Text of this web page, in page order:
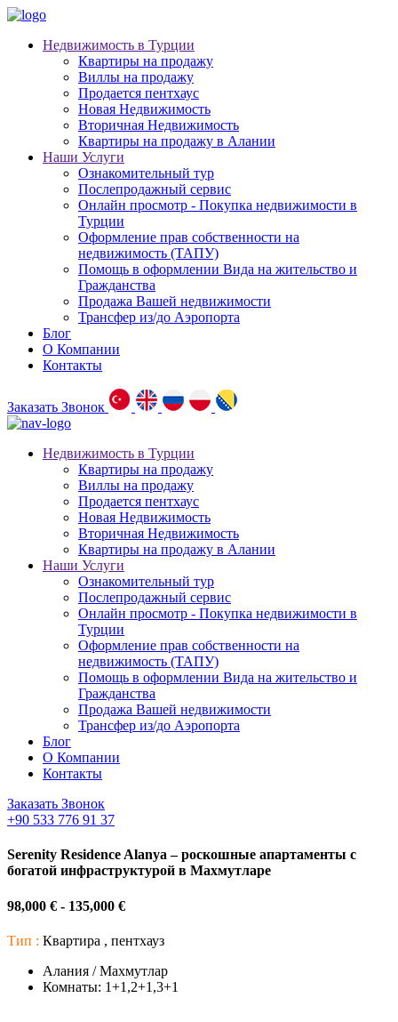
Недвижимость в Турции
Квартиры на продажу
Виллы на продажу
Продается пентхаус
Новая Недвижимость
Вторичная Недвижимость
Квартиры на продажу в Алании
Наши Услуги
Ознакомительный тур
Послепродажный сервис
Онлайн просмотр - Покупка недвижимости в
Турции
Оформление прав собственности на
недвижимость (ТАПУ)
Помощь в оформлении Вида на жительство и
Гражданства
Продажа Вашей недвижимости
Трансфер из/до Аэропорта
Блог
О Компании
Контакты
Заказать Звонок
Недвижимость в Турции
Квартиры на продажу
Виллы на продажу
Продается пентхаус
Новая Недвижимость
Вторичная Недвижимость
Квартиры на продажу в Алании
Наши Услуги
Ознакомительный тур
Послепродажный сервис
Онлайн просмотр - Покупка недвижимости в
Турции
Оформление прав собственности на
недвижимость (ТАПУ)
Помощь в оформлении Вида на жительство и
Гражданства
Продажа Вашей недвижимости
Трансфер из/до Аэропорта
Блог
О Компании
Контакты
Заказать Звонок
+90 533 776 91 37
Serenity Residence Alanya – роскошные апартаменты с
богатой инфраструктурой в Махмутларе
98,000 € - 135,000 €
Тип : Квартира , пентхауз
Алания / Махмутлар
Комнаты: 1+1,2+1,3+1